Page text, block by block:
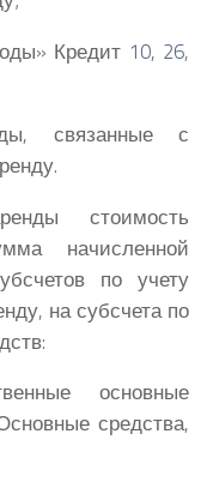
Кредит 10, 26,
связанные с
стоимость
начисленной
по учету
на субсчета по
основные
средства,